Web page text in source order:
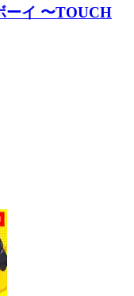
ーイ 〜TOUCH